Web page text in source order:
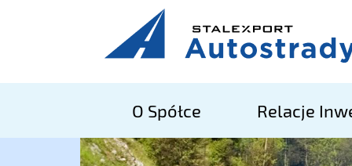
O Spółce Relacje